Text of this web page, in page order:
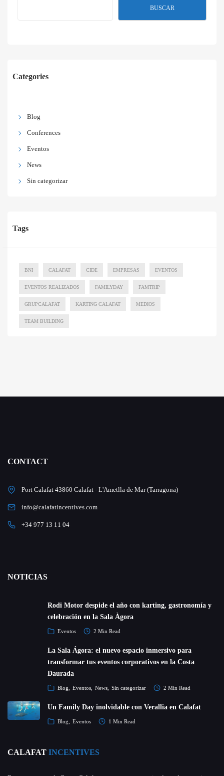
BUSCAR
Categories
Blog
Conferences
Eventos
News
Sin categorizar
Tags
BNI CALAFAT CIDE EMPRESAS EVENTOS
EVENTOS REALIZADOS FAMILYDAY FAMTRIP
GRUPCALAFAT KARTING CALAFAT MEDIOS
TEAM BUILDING
CONTACT
Port Calafat 43860 Calafat - L'Ametlla de Mar (Tarragona)
info@calafatincentives.com
+34 977 13 11 04
NOTICIAS
Rodi Motor despide el año con karting, gastronomía y
celebración en la Sala Àgora
Eventos 2 Min Read
La Sala Ágora: el nuevo espacio inmersivo para
transformar tus eventos corporativos en la Costa
Daurada
Blog Eventos News Sin categorizar 2 Min Read
Un Family Day inolvidable con Verallia en Calafat
Blog Eventos 1 Min Read
CALAFAT INCENTIVES